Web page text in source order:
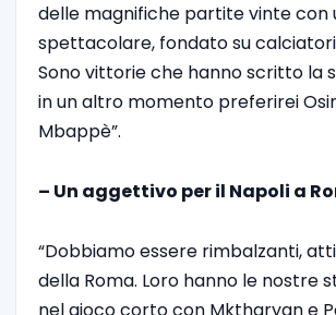
delle magnifiche partite vinte con
spettacolare, fondato su
Sono vittorie che hanno scritto la
in un altro momento preferirei
Mbappè”.
– Un aggettivo per il Napoli a
“Dobbiamo essere rimbalzanti,
della Roma. Loro hanno le nostre